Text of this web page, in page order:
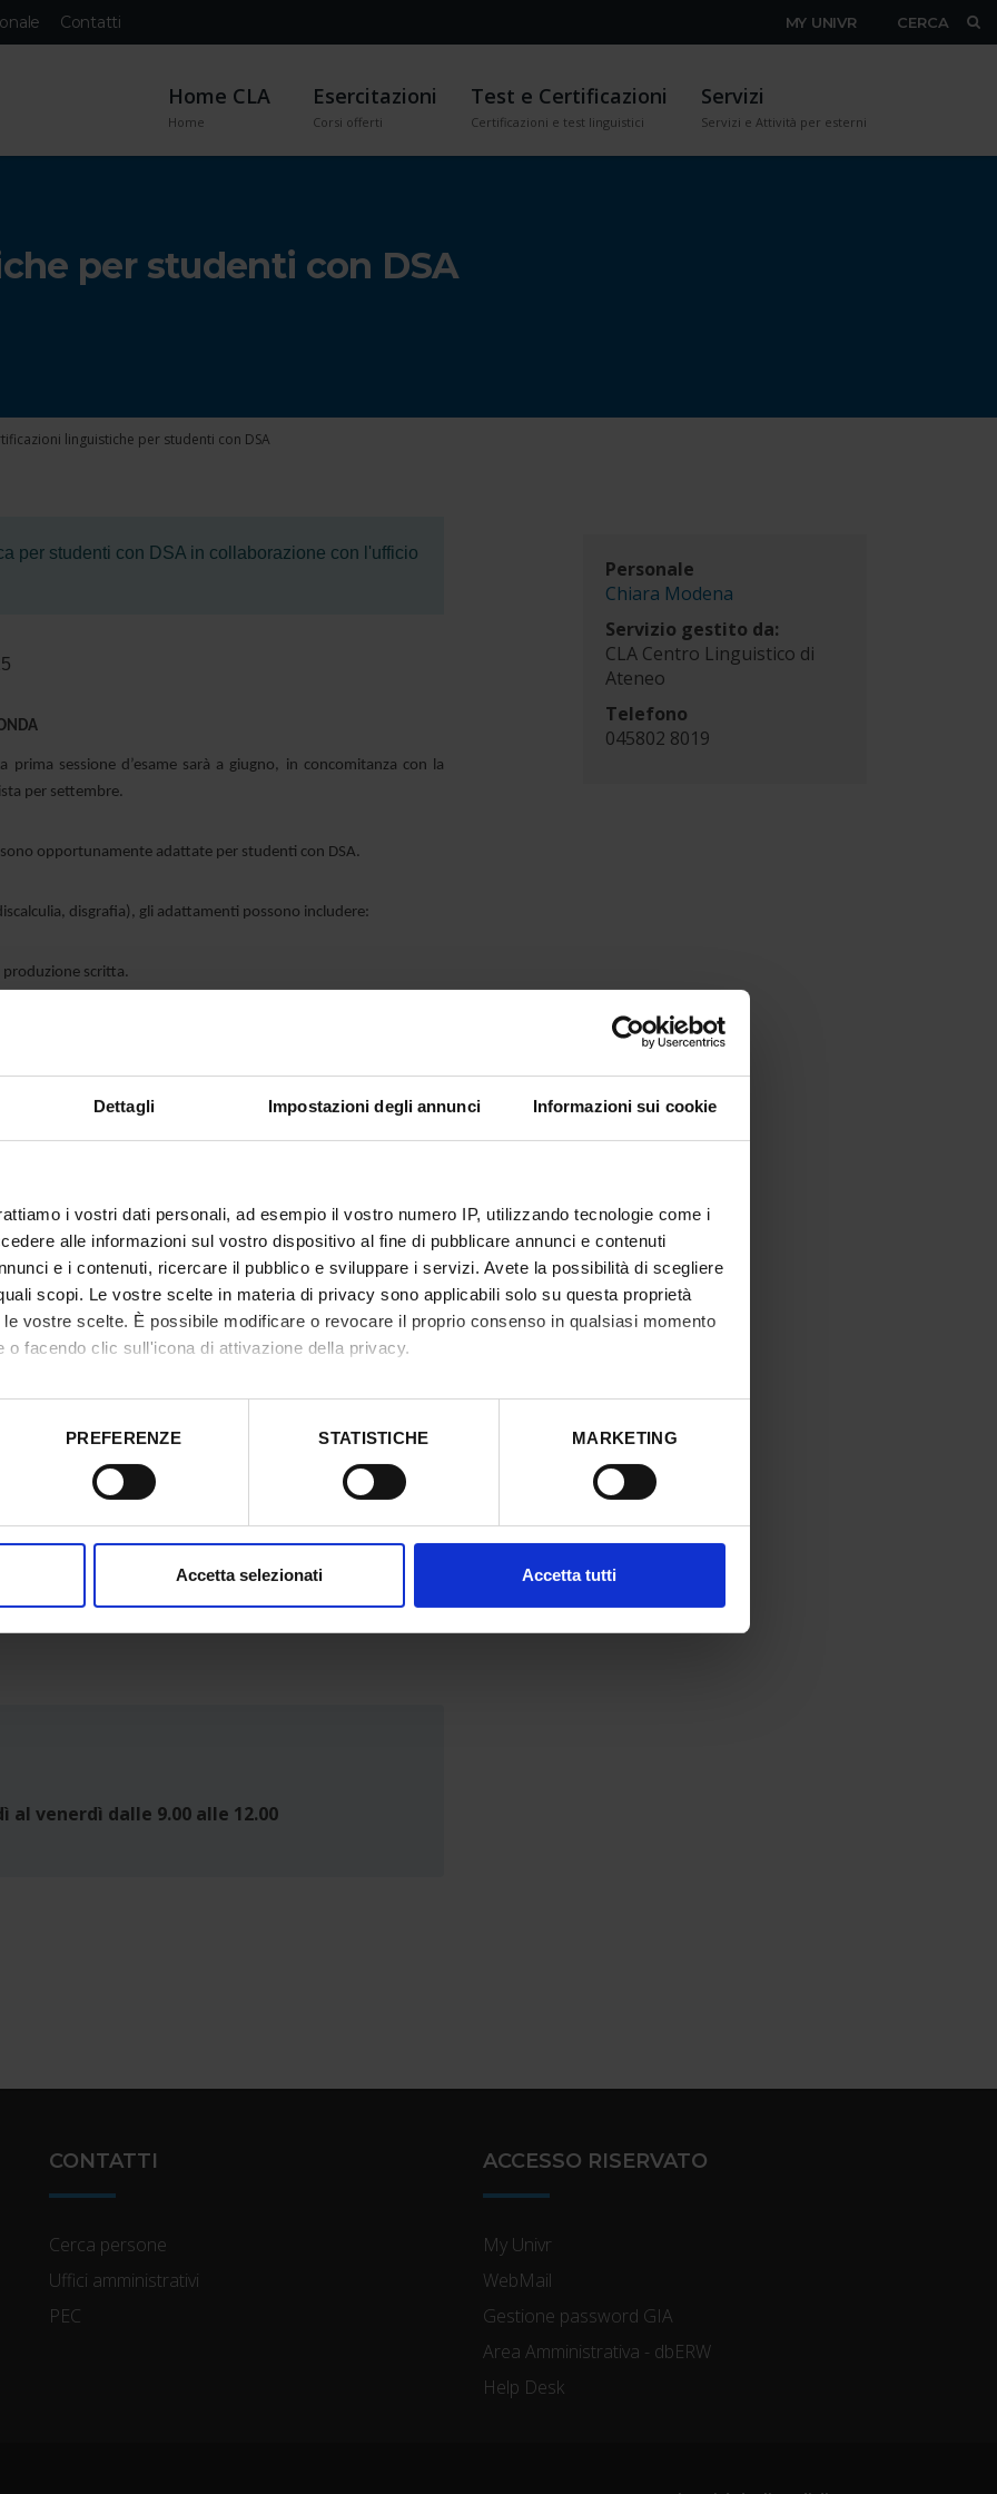
Dettagli Impostazioni degli annunci Informazioni sui cookie
i vostri dati personali, ad esempio il vostro numero IP, utilizzando tecnologie come i
alle informazioni sul vostro dispositivo al fine di pubblicare annunci e contenuti
e i contenuti, ricercare il pubblico e sviluppare i servizi. Avete la possibilità di scegliere
scopi. Le vostre scelte in materia di privacy sono applicabili solo su questa proprietà
vostre scelte. È possibile modificare o revocare il proprio consenso in qualsiasi momento
o facendo clic sull'icona di attivazione della privacy.
anche:
tua posizione geografica, con un'approssimazione di qualche metro,
elaborati i tuoi dati personali e imposta le tue preferenze nella
sezione dettagli . Puoi
contenuti ed annunci, per fornire funzionalità dei social media e per analizzare il
PREFERENZE STATISTICHE MARKETING
Accetta selezionati Accetta tutti
CERCA
Contatti MY UNIVR
Home CLA
Home
Esercitazioni
Corsi offerti
Test e Certificazioni
Certificazioni e test linguistici
Servizi
Servizi e Attività per esterni
per studenti con DSA
linguistiche per studenti con DSA
per studenti con DSA in collaborazione con l'ufficio
sessione d’esame sarà a giugno, in concomitanza con la
per settembre.
opportunamente adattate per studenti con DSA.
disgrafia), gli adattamenti possono includere:
produzione scritta.
(Arial o Verdana), interlinea ampia e minore densità di testo.
più).
ridurre l’impatto della scrittura.
vocale e mappe concettuali.
Lo studente deve prima contattare l'ufficio inclusione per
a un massimo di 25 ore nel corso dell'anno. Il primo passo
e i disturbi eventualmente presenti. Successivamente,
alle esigenze individuate, che solitamente include esercizi
particolare attenzione alle abilità di scrittura e
venerdì dalle 9.00 alle 12.00
Personale
Chiara Modena
Servizio gestito da:
CLA Centro Linguistico di
Ateneo
Telefono
045802 8019
CONTATTI
Cerca persone
Uffici amministrativi
PEC
ACCESSO RISERVATO
My Univr
WebMail
Gestione password GIA
Area Amministrativa - dbERW
Help Desk